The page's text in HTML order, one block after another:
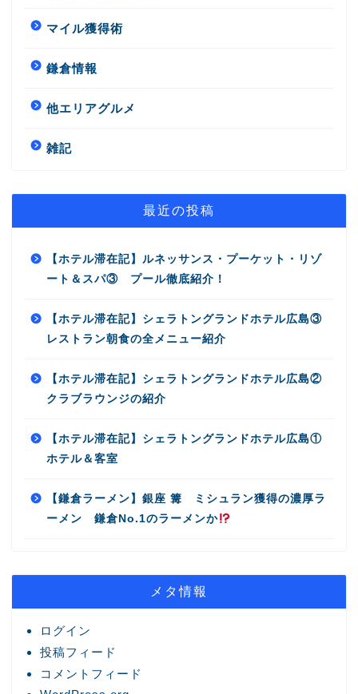
マイル獲得術
鎌倉情報
他エリアグルメ
雑記
最近の投稿
【ホテル滞在記】ルネッサンス・プーケット・リゾ
ート＆スパ③ プール徹底紹介！
【ホテル滞在記】シェラトングランドホテル広島③
レストラン朝食の全メニュー紹介
【ホテル滞在記】シェラトングランドホテル広島②
クラブラウンジの紹介
【ホテル滞在記】シェラトングランドホテル広島①
ホテル＆客室
【鎌倉ラーメン】銀座 篝 ミシュラン獲得の濃厚ラ
ーメン 鎌倉No.1のラーメンか
メタ情報
ログイン
投稿フィード
コメントフィード